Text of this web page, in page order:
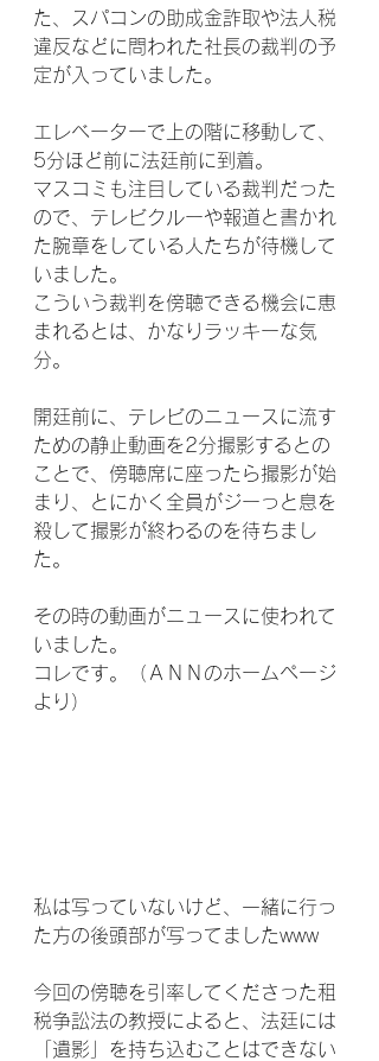
た、スパコンの助成金詐取や法人税
違反などに問われた社長の裁判の予
定が入っていました。
エレベーターで上の階に移動して、
5分ほど前に法廷前に到着。
マスコミも注目している裁判だった
ので、テレビクルーや報道と書かれ
た腕章をしている人たちが待機して
いました。
こういう裁判を傍聴できる機会に恵
まれるとは、かなりラッキーな気
分。
開廷前に、テレビのニュースに流す
ための静止動画を2分撮影するとの
ことで、傍聴席に座ったら撮影が始
まり、とにかく全員がジーっと息を
殺して撮影が終わるのを待ちまし
た。
その時の動画がニュースに使われて
いました。
コレです。（ＡＮＮのホームページ
より）
私は写っていないけど、一緒に行っ
た方の後頭部が写ってましたwww
今回の傍聴を引率してくださった租
税争訟法の教授によると、法廷には
「遺影」を持ち込むことはできない